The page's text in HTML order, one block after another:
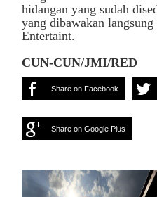
hidangan yang sudah
yang dibawakan
Entertaint.
CUN-CUN/JMI/RED
Share on Facebook
Share on Google Plus